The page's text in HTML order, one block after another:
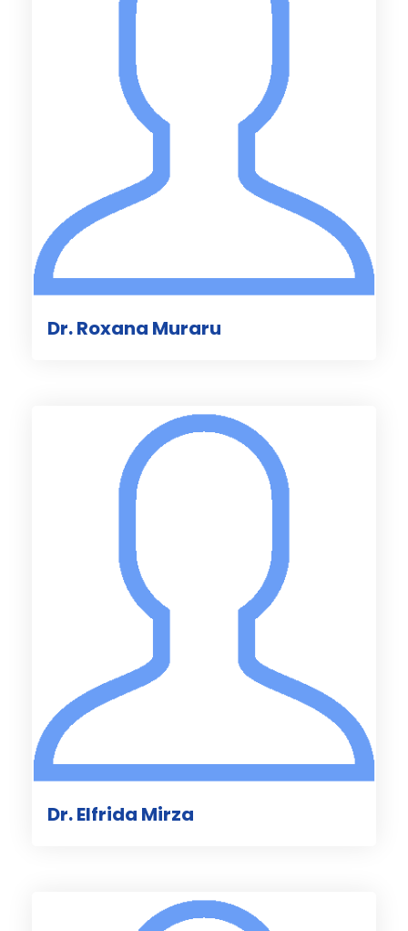
Dr. Roxana Muraru
Dr. Elfrida Mirza